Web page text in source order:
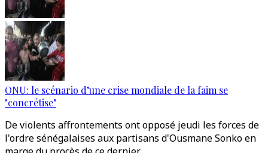
ONU: le scénario d’une crise mondiale de la faim se
"concrétise"
De violents affrontements ont opposé jeudi les forces de
l'ordre sénégalaises aux partisans d'Ousmane Sonko en